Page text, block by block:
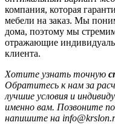
компания, которая
мебели на заказ. Мы
дома, поэтому мы
отражающие
клиента.
Хотите узнать точную
Обратитесь к нам за
лучшие условия и
именно вам. Позвоните
напишите на